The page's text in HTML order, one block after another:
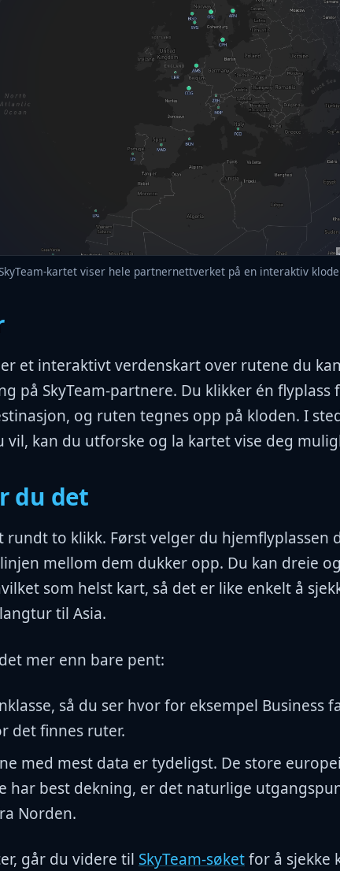
kartet viser hele partnernettverket på en interaktiv
et interaktivt verdenskart over rutene du
på SkyTeam-partnere. Du klikker én flyplass
og ruten tegnes opp på kloden. I
kan du utforske og la kartet vise deg
du det
rundt to klikk. Først velger du hjemflyplassen
mellom dem dukker opp. Du kan dreie
som helst kart, så det er like enkelt å
til Asia.
mer enn bare pent:
så du ser hvor for eksempel Business
det finnes ruter.
med mest data er tydeligst. De store
har best dekning, er det naturlige
Norden.
går du videre til SkyTeam-søketfor å sjekke